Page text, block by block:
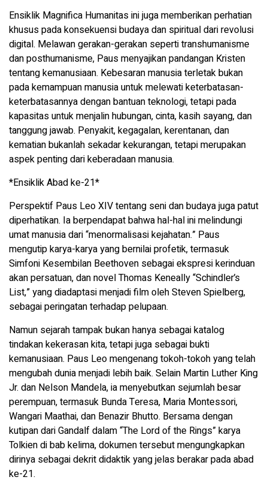
Ensiklik Magnifica Humanitas ini juga memberikan perhatian
khusus pada konsekuensi budaya dan spiritual dari revolusi
digital. Melawan gerakan-gerakan seperti transhumanisme
dan posthumanisme, Paus menyajikan pandangan Kristen
tentang kemanusiaan. Kebesaran manusia terletak bukan
pada kemampuan manusia untuk melewati keterbatasan-
keterbatasannya dengan bantuan teknologi, tetapi pada
kapasitas untuk menjalin hubungan, cinta, kasih sayang, dan
tanggung jawab. Penyakit, kegagalan, kerentanan, dan
kematian bukanlah sekadar kekurangan, tetapi merupakan
aspek penting dari keberadaan manusia.
*Ensiklik Abad ke-21*
Perspektif Paus Leo XIV tentang seni dan budaya juga patut
diperhatikan. Ia berpendapat bahwa hal-hal ini melindungi
umat manusia dari “menormalisasi kejahatan.” Paus
mengutip karya-karya yang bernilai profetik, termasuk
Simfoni Kesembilan Beethoven sebagai ekspresi kerinduan
akan persatuan, dan novel Thomas Keneally “Schindler’s
List,” yang diadaptasi menjadi film oleh Steven Spielberg,
sebagai peringatan terhadap pelupaan.
Namun sejarah tampak bukan hanya sebagai katalog
tindakan kekerasan kita, tetapi juga sebagai bukti
kemanusiaan. Paus Leo mengenang tokoh-tokoh yang telah
mengubah dunia menjadi lebih baik. Selain Martin Luther King
Jr. dan Nelson Mandela, ia menyebutkan sejumlah besar
perempuan, termasuk Bunda Teresa, Maria Montessori,
Wangari Maathai, dan Benazir Bhutto. Bersama dengan
kutipan dari Gandalf dalam “The Lord of the Rings” karya
Tolkien di bab kelima, dokumen tersebut mengungkapkan
dirinya sebagai dekrit didaktik yang jelas berakar pada abad
ke-21.